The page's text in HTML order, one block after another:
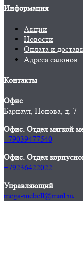
Информация
Акции
Новости
Оплата и
Адреса салонов
Контакты
Офис
Барнаул, Попова, д. 7
Офис. Отдел мягкой
+79039477540
Офис. Отдел
+79236422022
Управляющий
mega-mebell@mail.ru